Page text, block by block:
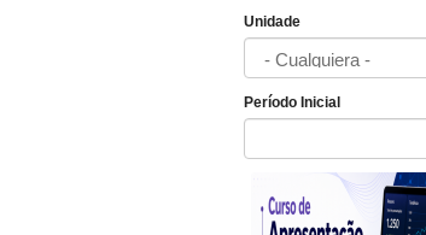
Unidade
Período Inicial